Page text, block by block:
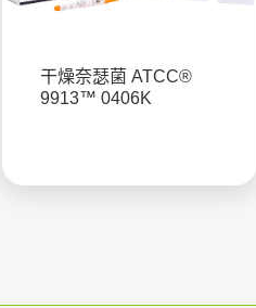
干燥奈瑟菌 ATCC®
9913™ 0406K